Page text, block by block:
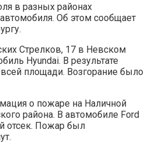
в разных районах
Об этом сообщает
Стрелков, 17 в Невском
Hyundai. В результате
площади. Возгорание было
о пожаре на Наличной
района. В автомобиле Ford
отсек. Пожар был